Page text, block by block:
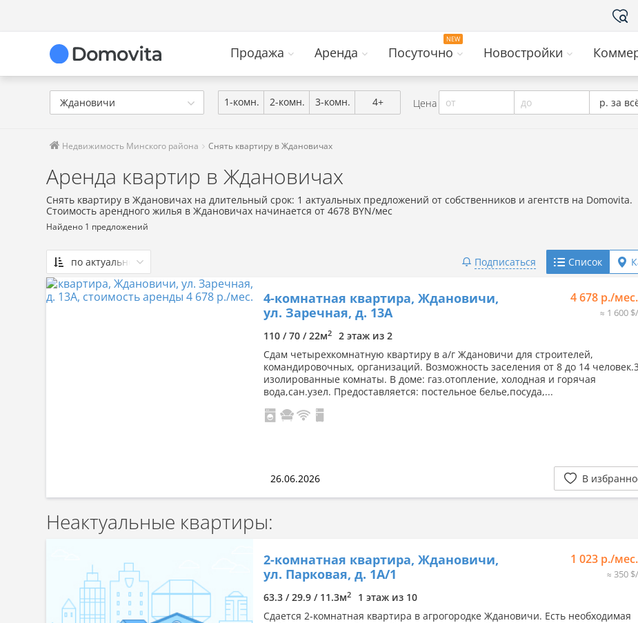
Продажа Аренда Посуточно Новостройки
Ждановичи 1-комн. 2-комн. 3-комн. 4+ Цена от до р. за
Недвижимость Минского района Снять квартиру в Ждановичах
Аренда квартир в Ждановичах
Снять квартиру в Ждановичах на длительный срок: 1 актуальных предложений от собственников и агентств на Domovita.
Стоимость арендного жилья в Ждановичах начинается от 4678 BYN/мес
Найдено 1 предложений
по актуальности
По актуальности
Сначала дешевые
Подписаться Список
4-комнатная квартира, Ждановичи,
ул. Заречная, д. 13А
4 678 р./мес.
≈ 1 600
110 / 70 / 22м2
2 этаж из 2
Сдам четырехкомнатную квартиру в а/г Ждановичи для строителей,
командировочных, организаций. Возможность заселения от 8 до 14 человек.3
изолированные комнаты. В доме: газ.отопление, холодная и горячая
вода,сан.узел. Предоставляется: постельное белье,посуда,...
26.06.2026 В
Неактуальные квартиры:
2-комнатная квартира, Ждановичи,
ул. Парковая, д. 1А/1
1 023 р./мес.
≈ 350
63.3 / 29.9 / 11.3м2
1 этаж из 10
Сдается 2-комнатная квартира в агрогородке Ждановичи. Есть необходимая